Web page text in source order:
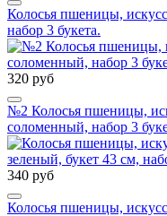
Колосья пшеницы,
набор 3 букета.
320 руб
№2 Колосья пшеницы,
соломенный, набор 3
340 руб
Колосья пшеницы,